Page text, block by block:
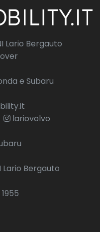
Lario Bergauto
e Subaru
lariovolvo
Lario Bergauto